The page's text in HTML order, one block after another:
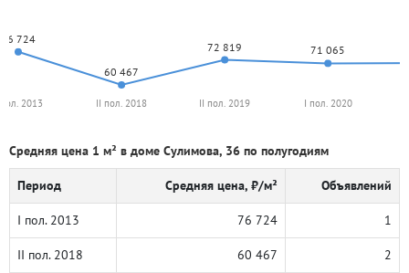
76 724
60 467
72 819 71 065
2013 II пол. 2018 II пол. 2019 I пол. 2020
Средняя цена 1 м² в доме Сулимова, 36 по полугодиям
Период Средняя цена, ₽/м² Объявлений
I пол. 2013 76 724 1
II пол. 2018 60 467 2